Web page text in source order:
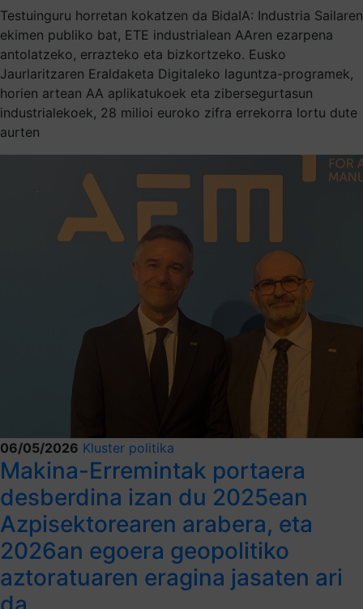
Testuinguru horretan kokatzen da BidaIA: Industria Sailaren
ekimen publiko bat, ETE industrialean AAren ezarpena
antolatzeko, errazteko eta bizkortzeko. Eusko
Jaurlaritzaren Eraldaketa Digitaleko laguntza-programek,
horien artean AA aplikatukoek eta zibersegurtasun
industrialekoek, 28 milioi euroko zifra errekorra lortu dute
aurten
06/05/2026 Kluster politika
Makina-Erremintak portaera
desberdina izan du 2025ean
Azpisektorearen arabera, eta
2026an egoera geopolitiko
aztoratuaren eragina jasaten ari